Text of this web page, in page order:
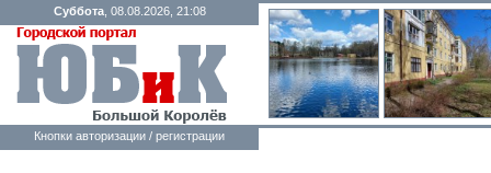
Суббота, 08.08.2026, 21:08
Кнопки авторизации / регистрации